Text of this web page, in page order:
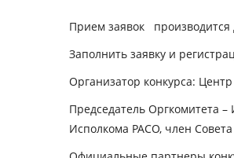
Прием заявок
Заполнить заявку и
Организатор конкурса:
Председатель Оргкомитета
Исполкома РАСО, член